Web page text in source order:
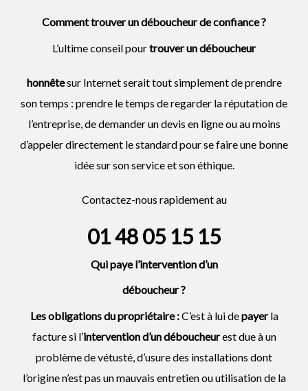
Comment trouver un déboucheur de confiance ?
L’ultime conseil pourtrouver undéboucheur
honnêtesur Internet serait tout simplement de prendre
son temps : prendre le temps de regarder la réputation de
l’entreprise, de demander un devis en ligne ou au moins
d’appeler directement le standard pour se faire une bonne
idée sur son service et son éthique.
Contactez-nous rapidement au
01 48 05 15 15
Qui paye l’intervention d’un
déboucheur?
Les obligations du propriétaire :C’est à lui depayerla
facture si l’intervention d’undéboucheurest due à un
problème de vétusté, d’usure des installations dont
l’origine n’est pas un mauvais entretien ou utilisation de la